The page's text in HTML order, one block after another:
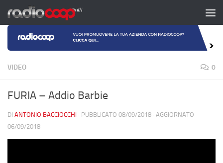
Salta al contenuto
VIDEO 0
FURIA – Addio Barbie
DI ANTONIO BACCIOCCHI · PUBBLICATO 08/09/2018 · AGGIORNATO
06/09/2018